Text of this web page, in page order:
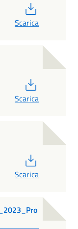
Scarica
Scarica
Scarica